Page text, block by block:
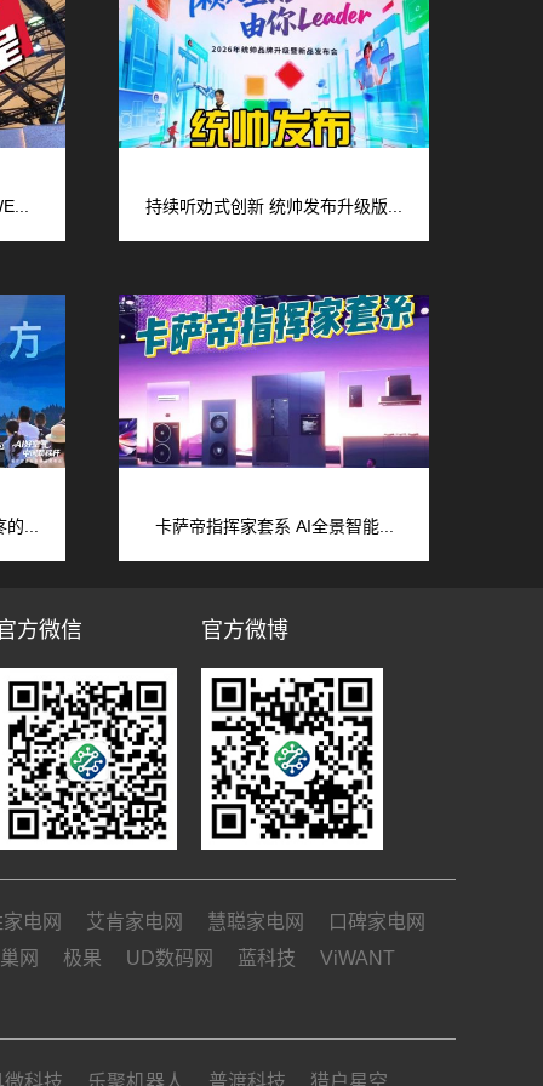
持续听劝式创新 统帅发布升级版...
的... 卡萨帝指挥家套系 AI全景智能...
方微信 官方微博
电网 艾肯家电网 慧聪家电网
口碑家电网
网
极果 UD数码网 蓝科技 ViWANT
微科技 乐聚机器人 普渡科技 猎户星空